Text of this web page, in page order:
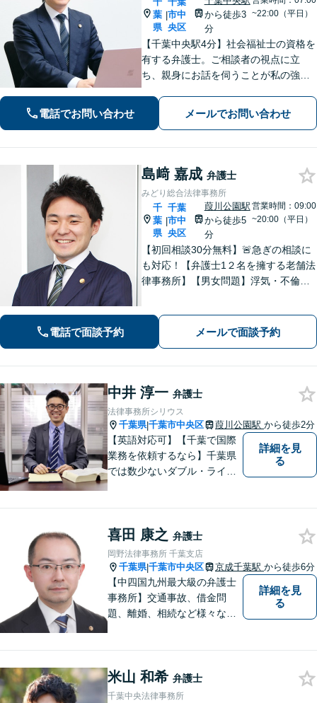
葉
県
|市中
央区
から徒歩3
分
~22:00（平日）
【千葉中央駅4分】社会福祉士の資格を
有する弁護士。ご相談者の視点に立
ち、親身にお話を伺うことが私の強み
だろうか」と迷われている方でも、ま
ずはお気軽にご相談ください【休日・
電話でお問い合わせ メールでお問い合わせ
島﨑 嘉成 弁護士
みどり総合法律事務所
千
葉
県
|
千葉
市中
央区
葭川公園駅
から徒歩5
分
営業時間：09:00
~20:00（平日）
【初回相談30分無料】🚨急ぎの相談に
も対応！【弁護士1２名を擁する老舗法
律事務所】【男女問題】浮気・不倫の
【債権回収】売掛金の回収はお任せ
【葭川公園駅5分／千葉中央駅10分】
電話で面談予約 メールで面談予約
中井 淳一 弁護士
法律事務所シリウス
千葉県|千葉市中央区 葭川公園駅 から徒歩2分
【英語対応可】【千葉で国際
業務を依頼するなら】千葉県
では数少ないダブル・ライセ
有する紛争に幅広く対応【英
文契約書の作成・チェック】
【千葉中央3分】
詳細を見
る
喜田 康之 弁護士
岡野法律事務所 千葉支店
千葉県|千葉市中央区 京成千葉駅 から徒歩6分
【中四国九州最大級の弁護士
事務所】交通事故、借金問
題、離婚、相続など様々な問
い！
詳細を見
る
米山 和希 弁護士
千葉中央法律事務所